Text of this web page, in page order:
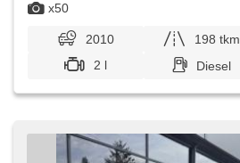
x50
2010 198 tkm
2 l
Diesel